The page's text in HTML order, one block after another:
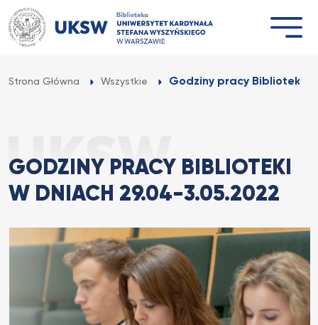
Przejdź
do
treści
Strona Główna Wszystkie Godziny pracy Biblioteki w
GODZINY PRACY BIBLIOTEKI
W DNIACH 29.04-3.05.2022